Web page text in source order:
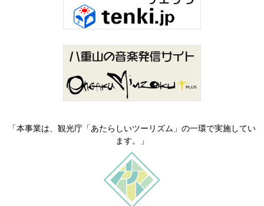
「本事業は、観光庁「あたらしいツーリズム」の一環で実施してい
ます。」